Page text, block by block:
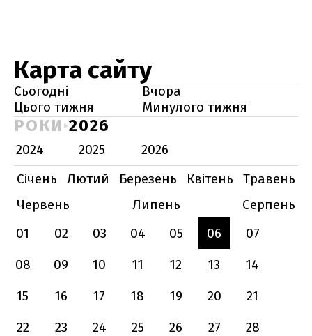
Карта сайту
Сьогодні
Вчора
Цього тижня
Минулого тижня
РОКИ 2026
2024 2025
2026
Січень
Лютий Березень Квітень
Травень
Червень
Липень
Серпень
01
02 03 04 05 06
07
08
09 10 11 12 13
14
15
16 17 18 19 20
21
22
23 24 25 26 27
28